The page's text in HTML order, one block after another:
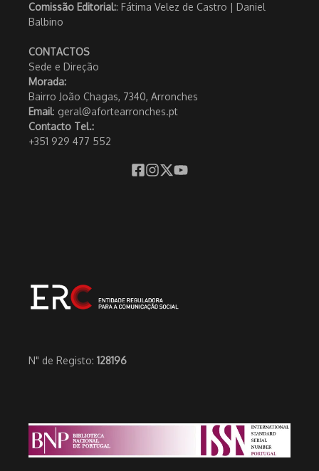
Comissão Editorial:: Fátima Velez de Castro | Daniel
Balbino
CONTACTOS
Sede e Direção
Morada:
Bairro João Chagas, 7340, Arronches
Email: geral@afortearronches.pt
Contacto Tel.:
+351 929 477 552
N" de Registo: 128196